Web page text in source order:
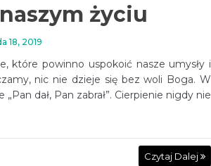
życiu
18, 2019
które powinno uspokoić nasze umysły i
nic nie dzieje się bez woli Boga. W
„Pan dał, Pan zabrał”. Cierpienie nigdy nie
Czytaj Dalej